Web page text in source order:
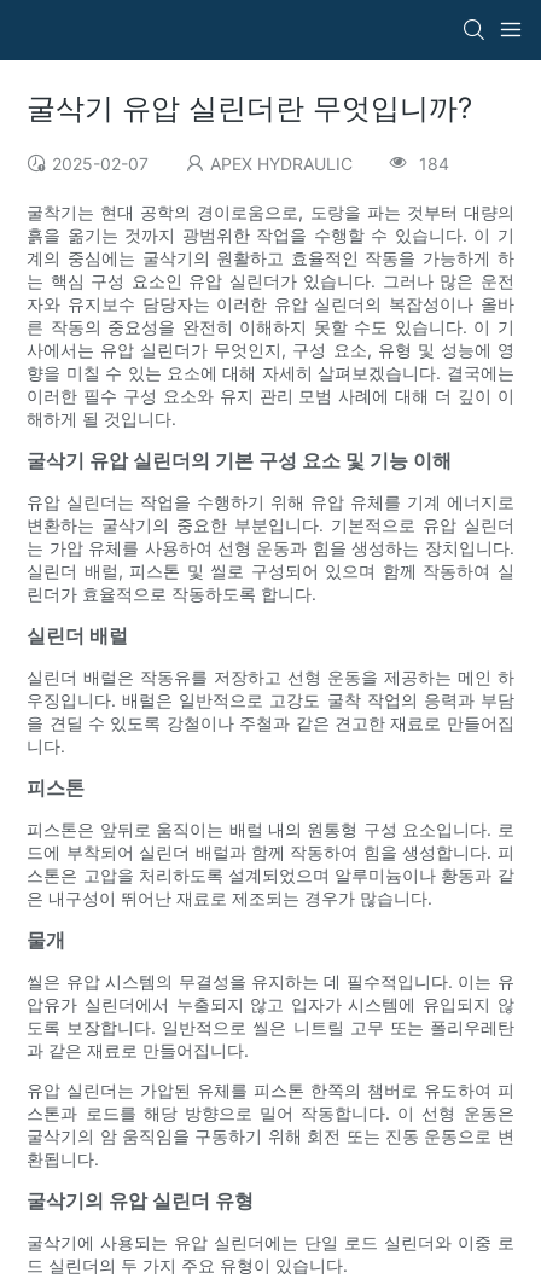
굴삭기 유압 실린더란 무엇입니까?
2025-02-07 APEX HYDRAULIC 184
굴착기는 현대 공학의 경이로움으로, 도랑을 파는 것부터 대량의
흙을 옮기는 것까지 광범위한 작업을 수행할 수 있습니다. 이 기
계의 중심에는 굴삭기의 원활하고 효율적인 작동을 가능하게 하
는 핵심 구성 요소인 유압 실린더가 있습니다. 그러나 많은 운전
자와 유지보수 담당자는 이러한 유압 실린더의 복잡성이나 올바
른 작동의 중요성을 완전히 이해하지 못할 수도 있습니다. 이 기
사에서는 유압 실린더가 무엇인지, 구성 요소, 유형 및 성능에 영
향을 미칠 수 있는 요소에 대해 자세히 살펴보겠습니다. 결국에는
이러한 필수 구성 요소와 유지 관리 모범 사례에 대해 더 깊이 이
해하게 될 것입니다.
굴삭기 유압 실린더의 기본 구성 요소 및 기능 이해
유압 실린더는 작업을 수행하기 위해 유압 유체를 기계 에너지로
변환하는 굴삭기의 중요한 부분입니다. 기본적으로 유압 실린더
는 가압 유체를 사용하여 선형 운동과 힘을 생성하는 장치입니다.
실린더 배럴, 피스톤 및 씰로 구성되어 있으며 함께 작동하여 실
린더가 효율적으로 작동하도록 합니다.
실린더 배럴
실린더 배럴은 작동유를 저장하고 선형 운동을 제공하는 메인 하
우징입니다. 배럴은 일반적으로 고강도 굴착 작업의 응력과 부담
을 견딜 수 있도록 강철이나 주철과 같은 견고한 재료로 만들어집
니다.
피스톤
피스톤은 앞뒤로 움직이는 배럴 내의 원통형 구성 요소입니다. 로
드에 부착되어 실린더 배럴과 함께 작동하여 힘을 생성합니다. 피
스톤은 고압을 처리하도록 설계되었으며 알루미늄이나 황동과 같
은 내구성이 뛰어난 재료로 제조되는 경우가 많습니다.
물개
씰은 유압 시스템의 무결성을 유지하는 데 필수적입니다. 이는 유
압유가 실린더에서 누출되지 않고 입자가 시스템에 유입되지 않
도록 보장합니다. 일반적으로 씰은 니트릴 고무 또는 폴리우레탄
과 같은 재료로 만들어집니다.
유압 실린더는 가압된 유체를 피스톤 한쪽의 챔버로 유도하여 피
스톤과 로드를 해당 방향으로 밀어 작동합니다. 이 선형 운동은
굴삭기의 암 움직임을 구동하기 위해 회전 또는 진동 운동으로 변
환됩니다.
굴삭기의 유압 실린더 유형
굴삭기에 사용되는 유압 실린더에는 단일 로드 실린더와 이중 로
드 실린더의 두 가지 주요 유형이 있습니다.